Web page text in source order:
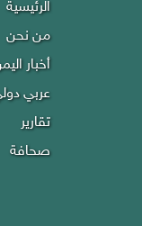
الرئيسية
من نحن
أخبار
عربي
تقارير
صحافة